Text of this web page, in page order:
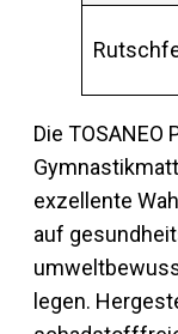
Die
exzellente
auf
legen.